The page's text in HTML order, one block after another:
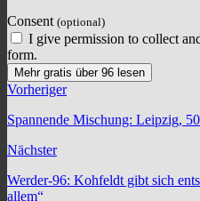
Consent (optional)
I give permission to collect
form.
Mehr gratis über 96 lesen
Vorheriger
Spannende Mischung: Leipzig,
Nächster
Werder-96: Kohfeldt gibt sich
allem“